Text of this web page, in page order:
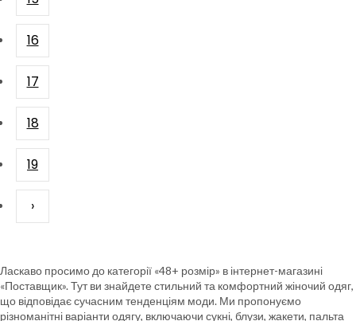
16
17
18
19
›
Ласкаво просимо до категорії «48+ розмір» в інтернет-магазині
«Поставщик». Тут ви знайдете стильний та комфортний жіночий одяг,
що відповідає сучасним тенденціям моди. Ми пропонуємо
різноманітні варіанти одягу, включаючи сукні, блузи, жакети, пальта